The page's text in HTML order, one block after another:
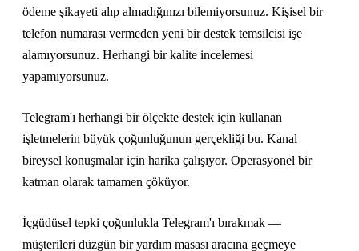
ödeme şikayeti alıp almadığınızı bilemiyorsunuz. Kişisel bir
telefon numarası vermeden yeni bir destek temsilcisi işe
alamıyorsunuz. Herhangi bir kalite incelemesi
yapamıyorsunuz.
Telegram'ı herhangi bir ölçekte destek için kullanan
işletmelerin büyük çoğunluğunun gerçekliği bu. Kanal
bireysel konuşmalar için harika çalışıyor. Operasyonel bir
katman olarak tamamen çöküyor.
İçgüdüsel tepki çoğunlukla Telegram'ı bırakmak —
müşterileri düzgün bir yardım masası aracına geçmeye